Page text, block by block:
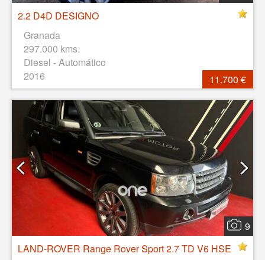
2.2 D4D DESIGNO
Granada
297.000 kms.
Diesel - Automático
2016
11.700 €
9
LAND-ROVER Range Rover Sport 2.7 TD V6 HSE